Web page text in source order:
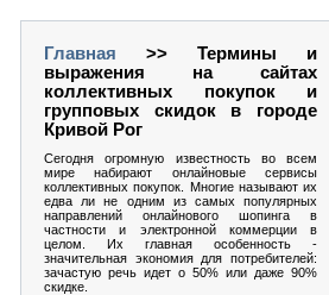
Главная >> Термины и
выражения на сайтах
коллективных покупок и
групповых скидок в городе
Кривой Рог
Сегодня огромную известность во всем
мире набирают онлайновые сервисы
коллективных покупок. Многие называют их
едва ли не одним из самых популярных
направлений онлайнового шопинга в
частности и электронной коммерции в
целом. Их главная особенность -
значительная экономия для потребителей:
зачастую речь идет о 50% или даже 90%
скидке.